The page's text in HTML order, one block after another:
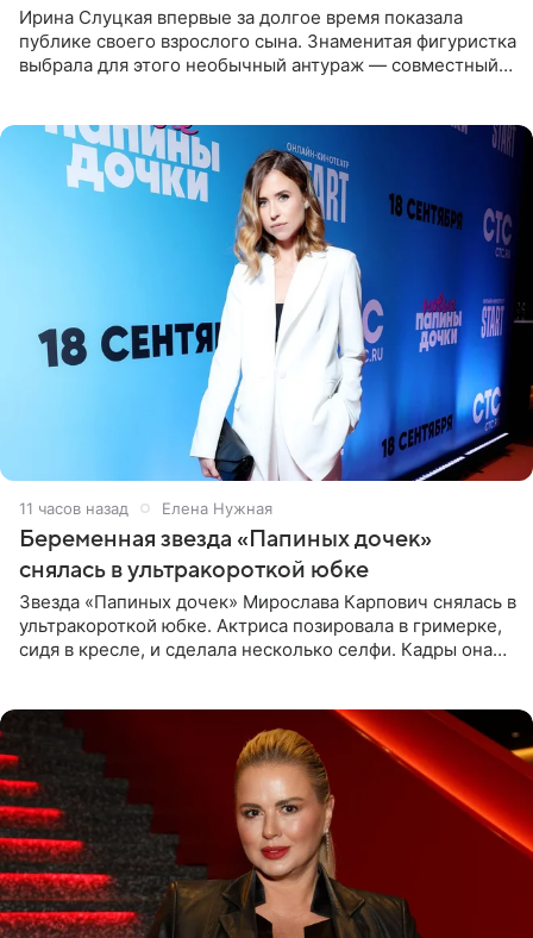
Ирина Слуцкая впервые за долгое время показала
публике своего взрослого сына. Знаменитая фигуристка
выбрала для этого необычный антураж — совместный
11 часов назад Елена Нужная
Беременная звезда «Папиных дочек»
снялась в ультракороткой юбке
Звезда «Папиных дочек» Мирослава Карпович снялась в
ультракороткой юбке. Актриса позировала в гримерке,
сидя в кресле, и сделала несколько селфи. Кадры она